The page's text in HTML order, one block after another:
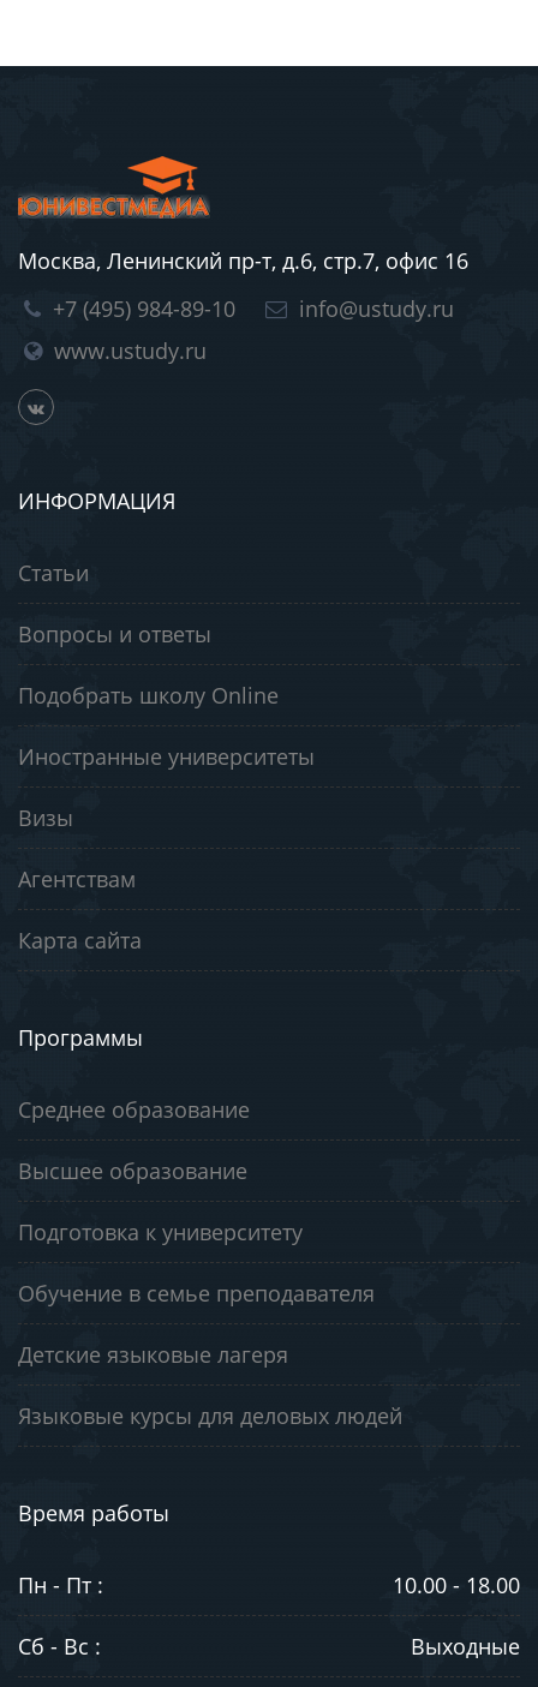
Москва, Ленинский пр-т, д.6, стр.7, офис 16
+7 (495) 984-89-10
info@ustudy.ru
www.ustudy.ru
ИНФОРМАЦИЯ
Статьи
Вопросы и ответы
Подобрать школу Online
Иностранные университеты
Визы
Агентствам
Карта сайта
Программы
Среднее образование
Высшее образование
Подготовка к университету
Обучение в семье преподавателя
Детские языковые лагеря
Языковые курсы для деловых людей
Время работы
Пн - Пт : 10.00 - 18.00
Сб - Вс : Выходные